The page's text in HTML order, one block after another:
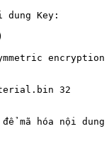
dung Key:
encryption
32
mã hóa nội